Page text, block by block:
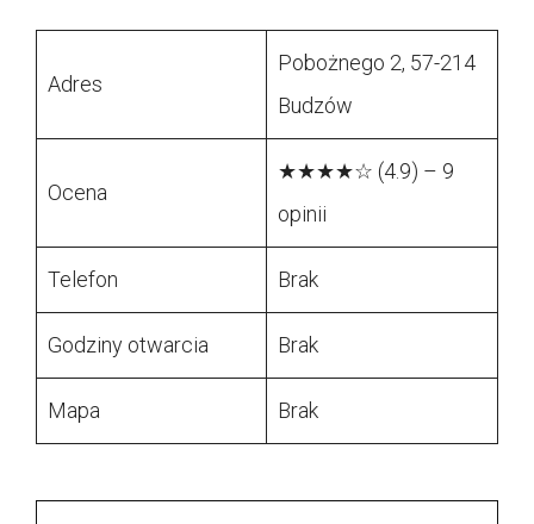
Adres
Pobożnego 2, 57-214
Budzów
Ocena
★★★★☆ (4.9) – 9
opinii
Telefon Brak
Godziny otwarcia Brak
Mapa Brak